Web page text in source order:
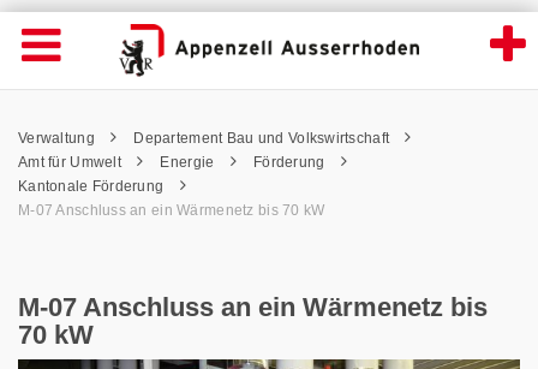
M-07 Anschluss an ein Wärmenetz bis 70
Wichtige
Seiten
Home
Inhalt
Kontakt
Sitemap
Metanavigation
Navigation öffnen
Inhalt
Pfadnavigation
Verwaltung
Departement Bau und Volkswirtschaft
Amt für Umwelt
Energie
Förderung
Kantonale Förderung
M-07 Anschluss an ein Wärmenetz bis 70 kW
M-07 Anschluss an ein Wärmenetz bis
70 kW